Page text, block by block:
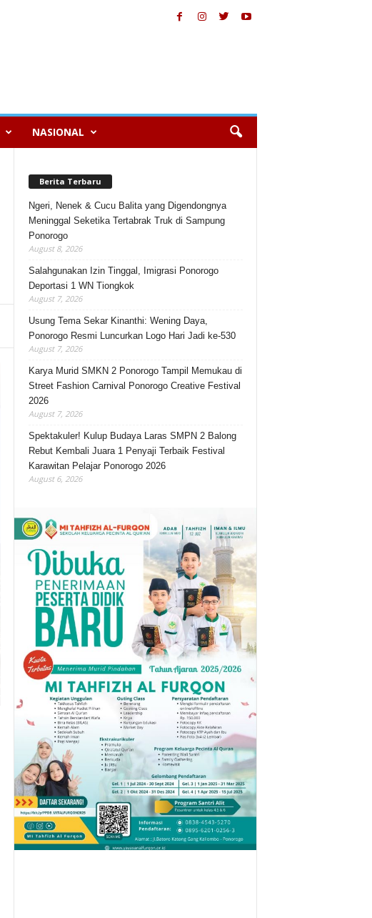
NASIONAL
Berita Terbaru
Ngeri, Nenek & Cucu Balita yang Digendongnya
Meninggal Seketika Tertabrak Truk di Sampung
Ponorogo
August 8, 2026
Salahgunakan Izin Tinggal, Imigrasi Ponorogo
Deportasi 1 WN Tiongkok
August 7, 2026
Usung Tema Sekar Kinanthi: Wening Daya,
Ponorogo Resmi Luncurkan Logo Hari Jadi ke-530
August 7, 2026
Karya Murid SMKN 2 Ponorogo Tampil Memukau di
Street Fashion Carnival Ponorogo Creative Festival
2026
August 7, 2026
Spektakuler! Kulup Budaya Laras SMPN 2 Balong
Rebut Kembali Juara 1 Penyaji Terbaik Festival
Karawitan Pelajar Ponorogo 2026
August 6, 2026